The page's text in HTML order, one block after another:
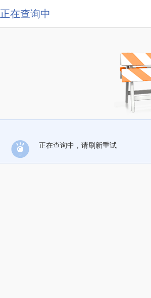
正在查询中
正在查询中，请刷新重试